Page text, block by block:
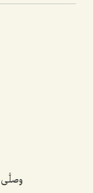
وصلَّى